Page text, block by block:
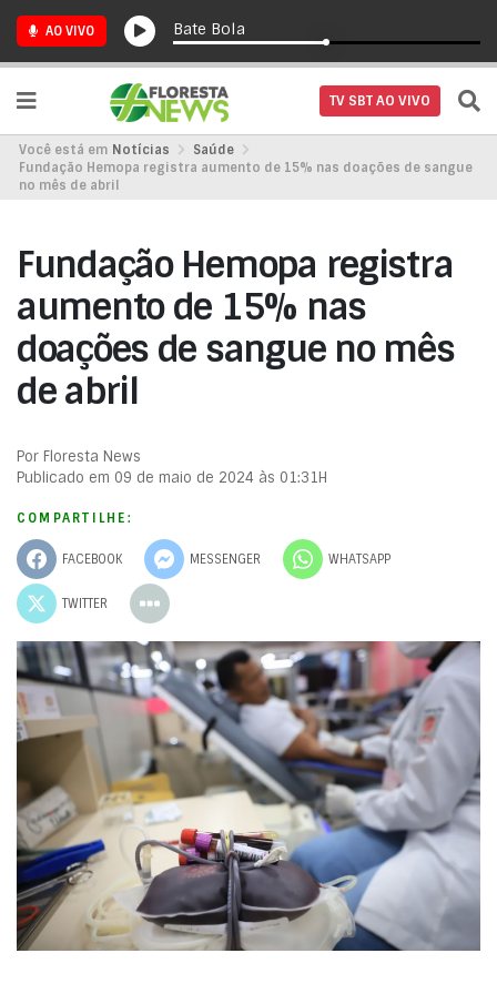
AO VIVO Bate Bola
TV SBT AO VIVO
Você está em Notícias
Saúde
Fundação Hemopa registra aumento de 15% nas doações de sangue
no mês de abril
Fundação Hemopa registra
aumento de 15% nas
doações de sangue no mês
de abril
Por Floresta News
Publicado em 09 de maio de 2024 às 01:31H
COMPARTILHE:
FACEBOOK MESSENGER WHATSAPP
TWITTER